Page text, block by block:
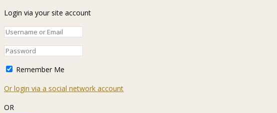
Login via your site account
Remember Me
Or login via a social network account
OR